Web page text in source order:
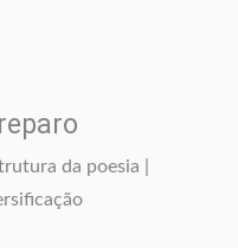
da poesia |